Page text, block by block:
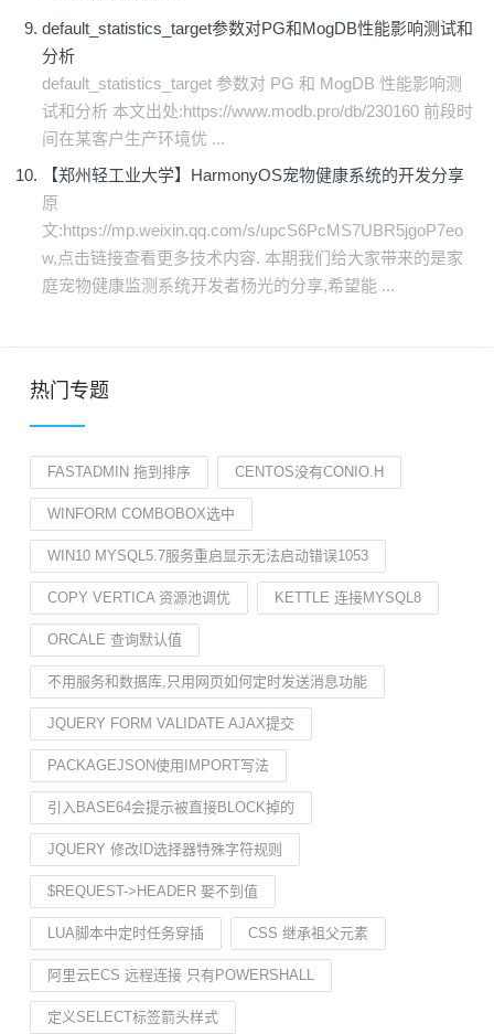
default_statistics_target参数对PG和MogDB性能影响测试和
分析
default_statistics_target 参数对 PG 和 MogDB 性能影响测
试和分析 本文出处:https://www.modb.pro/db/230160 前段时
间在某客户生产环境优 ...
【郑州轻工业大学】HarmonyOS宠物健康系统的开发分享
原
文:https://mp.weixin.qq.com/s/upcS6PcMS7UBR5jgoP7eo
w,点击链接查看更多技术内容. 本期我们给大家带来的是家
庭宠物健康监测系统开发者杨光的分享,希望能 ...
热门专题
FASTADMIN 拖到排序 CENTOS没有CONIO.H
WINFORM COMBOBOX选中
WIN10 MYSQL5.7服务重启显示无法启动错误1053
COPY VERTICA 资源池调优 KETTLE 连接MYSQL8
ORCALE 查询默认值
不用服务和数据库,只用网页如何定时发送消息功能
JQUERY FORM VALIDATE AJAX提交
PACKAGEJSON使用IMPORT写法
引入BASE64会提示被直接BLOCK掉的
JQUERY 修改ID选择器特殊字符规则
$REQUEST->HEADER 娶不到值
LUA脚本中定时任务穿插 CSS 继承祖父元素
阿里云ECS 远程连接 只有POWERSHALL
定义SELECT标签箭头样式